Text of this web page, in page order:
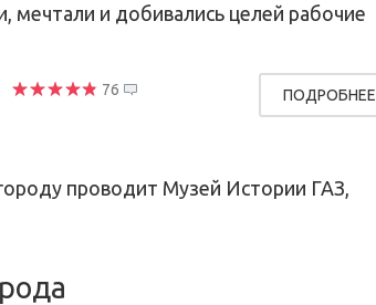
мечтали и добивались целей рабочие
76 ПОДРОБНЕЕ
проводит Музей Истории ГАЗ,